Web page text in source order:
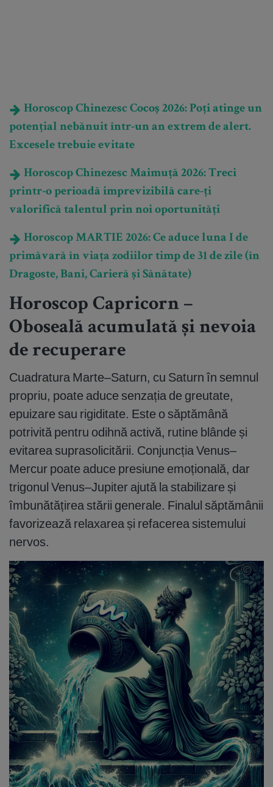
Horoscop Chinezesc Cocoș 2026: Poți atinge un
potențial nebănuit într-un an extrem de alert.
Excesele trebuie evitate
Horoscop Chinezesc Maimuță 2026: Treci
printr-o perioadă imprevizibilă care-ți
valorifică talentul prin noi oportunități
Horoscop MARTIE 2026: Ce aduce luna I de
primăvară în viața zodiilor timp de 31 de zile (în
Dragoste, Bani, Carieră și Sănătate)
Horoscop Capricorn –
Oboseală acumulată și nevoia
de recuperare
Cuadratura Marte–Saturn, cu Saturn în semnul
propriu, poate aduce senzația de greutate,
epuizare sau rigiditate. Este o săptămână
potrivită pentru odihnă activă, rutine blânde și
evitarea suprasolicitării. Conjuncția Venus–
Mercur poate aduce presiune emoțională, dar
trigonul Venus–Jupiter ajută la stabilizare și
îmbunătățirea stării generale. Finalul săptămânii
favorizează relaxarea și refacerea sistemului
nervos.